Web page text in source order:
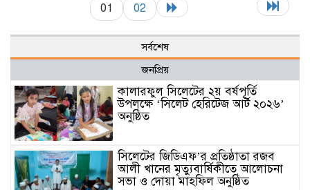
01 02
সর্বশেষ
জনপ্রিয়
কালারফুল সিলেটের ২য় বর্ষপূর্তি
উপলক্ষে ‘সিলেট হেরিটেজ আর্ট ২০২৬’
অনুষ্ঠিত
সিলেটের জিডিএফ’র প্রতিষ্ঠাতা রজব
আলী খানের মৃত্যুবার্ষিকীতে আলোচনা
সভা ও দোয়া মাহফিল অনুষ্ঠিত